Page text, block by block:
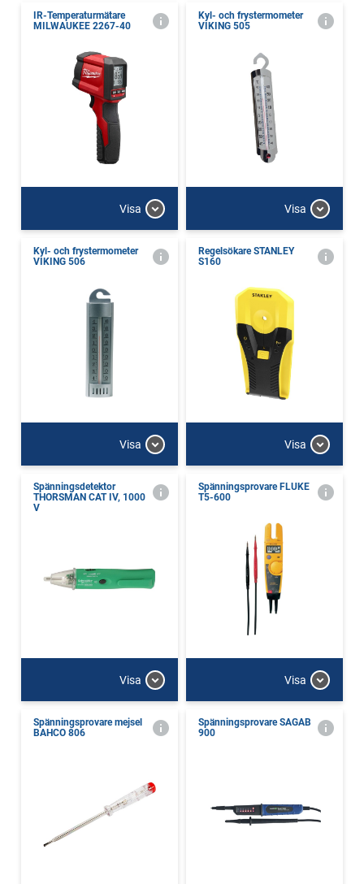
IR-Temperaturmätare
MILWAUKEE 2267-40
Visa
Kyl- och frystermometer
VIKING 505
Visa
Kyl- och frystermometer
VIKING 506
Visa
Regelsökare STANLEY
S160
Visa
Spänningsdetektor
THORSMAN CAT IV, 1000
V
Visa
Spänningsprovare FLUKE
T5-600
Visa
Spänningsprovare mejsel
BAHCO 806
Spänningsprovare SAGAB
900